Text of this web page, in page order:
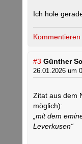
Ich hole
Kommentieren
#3 Günther
26.01.2026 um
Zitat aus dem
möglich):
„mit dem
Leverkusen“